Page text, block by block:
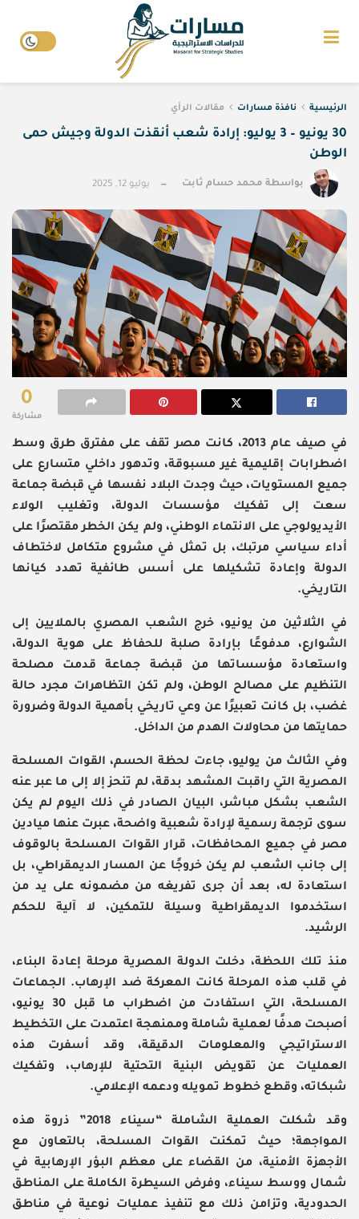
الرئيسية نافذة مسارات مقالات الرأي
30 يونيو – 3 يوليو: إرادة شعب أنقذت الدولة وجيش حمى
الوطن
بواسطة محمد حسام ثابت يوليو 12, 2025
0
مشاركة
في صيف عام 2013، كانت مصر تقف على مفترق طرق وسط
اضطرابات إقليمية غير مسبوقة، وتدهور داخلي متسارع على
جميع المستويات، حيث وجدت البلاد نفسها في قبضة جماعة
سعت إلى تفكيك مؤسسات الدولة، وتغليب الولاء
الأيديولوجي على الانتماء الوطني، ولم يكن الخطر مقتصرًا على
أداء سياسي مرتبك، بل تمثل في مشروع متكامل لاختطاف
الدولة وإعادة تشكيلها على أسس طائفية تهدد كيانها
التاريخي.
في الثلاثين من يونيو، خرج الشعب المصري بالملايين إلى
الشوارع، مدفوعًا بإرادة صلبة للحفاظ على هوية الدولة،
واستعادة مؤسساتها من قبضة جماعة قدمت مصلحة
التنظيم على مصالح الوطن، ولم تكن التظاهرات مجرد حالة
غضب، بل كانت تعبيرًا عن وعي تاريخي بأهمية الدولة وضرورة
حمايتها من محاولات الهدم من الداخل.
وفي الثالث من يوليو، جاءت لحظة الحسم، القوات المسلحة
المصرية التي راقبت المشهد بدقة، لم تنحز إلا إلى ما عبر عنه
الشعب بشكل مباشر، البيان الصادر في ذلك اليوم لم يكن
سوى ترجمة رسمية لإرادة شعبية واضحة، عبرت عنها ميادين
مصر في جميع المحافظات، قرار القوات المسلحة بالوقوف
إلى جانب الشعب لم يكن خروجًا عن المسار الديمقراطي، بل
استعادة له، بعد أن جرى تفريغه من مضمونه على يد من
استخدموا الديمقراطية وسيلة للتمكين، لا آلية للحكم
الرشيد.
منذ تلك اللحظة، دخلت الدولة المصرية مرحلة إعادة البناء،
في قلب هذه المرحلة كانت المعركة ضد الإرهاب. الجماعات
المسلحة، التي استفادت من اضطراب ما قبل 30 يونيو،
أصبحت هدفًا لعملية شاملة وممنهجة اعتمدت على التخطيط
الاستراتيجي والمعلومات الدقيقة، وقد أسفرت هذه
العمليات عن تقويض البنية التحتية للإرهاب، وتفكيك
شبكاته، وقطع خطوط تمويله ودعمه الإعلامي.
وقد شكلت العملية الشاملة “سيناء 2018”
ذروة هذه
المواجهة؛ حيث تمكنت القوات المسلحة، بالتعاون مع
الأجهزة الأمنية، من القضاء على معظم البؤر الإرهابية في
شمال ووسط سيناء، وفرض السيطرة الكاملة على المناطق
الحدودية، وتزامن ذلك مع تنفيذ عمليات نوعية في مناطق